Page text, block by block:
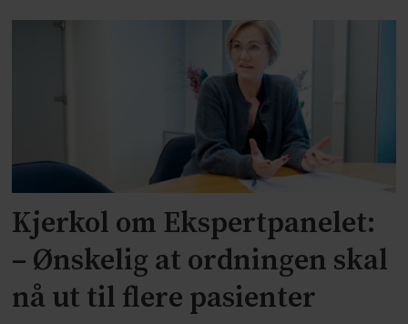
Kjerkol om Ekspertpanelet:
– Ønskelig at ordningen skal
nå ut til flere pasienter